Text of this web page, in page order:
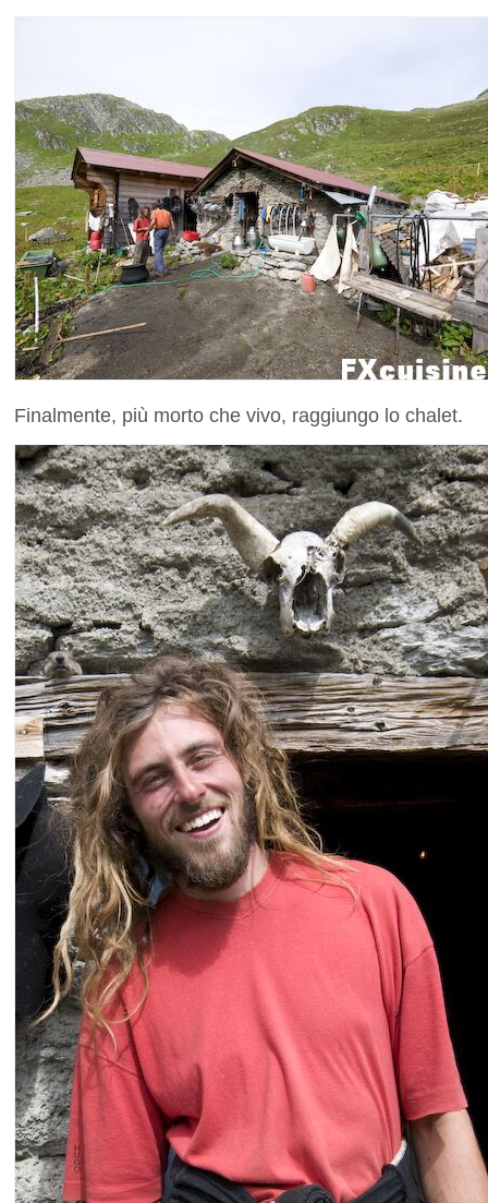
Finalmente, più morto che vivo, raggiungo lo chalet.